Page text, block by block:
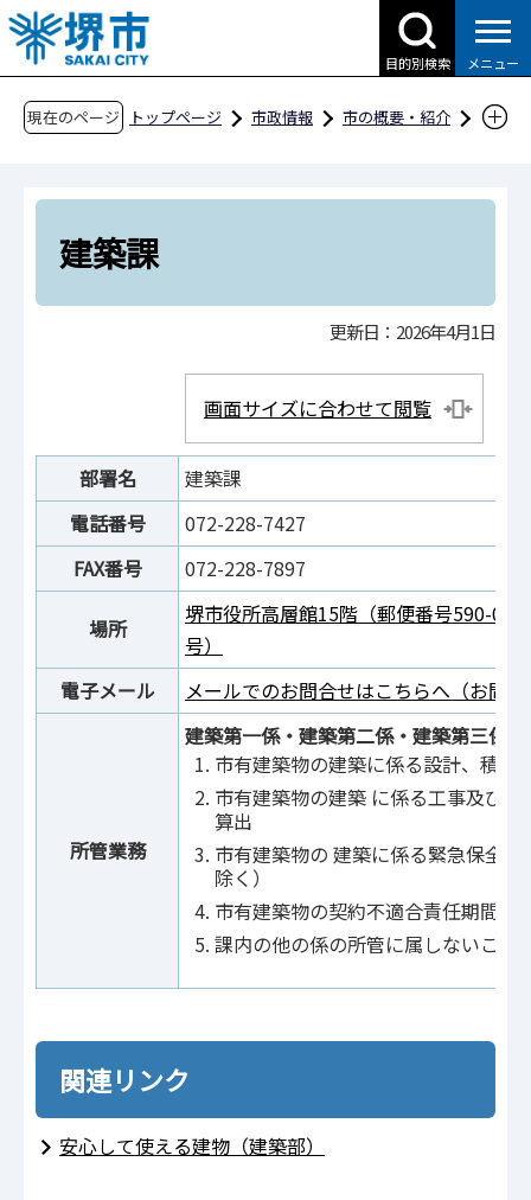
こ
の
ペ
目的別検索 メニュー
現在のページ トップページ 市政情報
市の概要・紹介
建築都市局
建築部 建築課
建築課
更新日：2026年4月1日
画面サイズに合わせて閲覧
部署名
建築課
電話番号
072-228-7427
FAX番号
072-228-7897
場所
堺市役所高層館15階（郵便番号590-
号）
電子メール
メールでのお問合せはこちらへ（お問
所管業務
建築第一係・建築第二係・建築第三係
市有建築物の建築に係る設計、積算
市有建築物の建築 に係る工事及び
算出
市有建築物の 建築に係る緊急保全
除く）
市有建築物の契約不適合責任期間内
課内の他の係の所管に属しないこと
関連リンク
安心して使える建物（建築部）